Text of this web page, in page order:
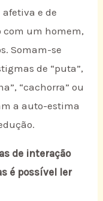
e de
um homem,
Somam-se
de “puta”,
“cachorra” ou
a auto-estima
de interação
é possível ler